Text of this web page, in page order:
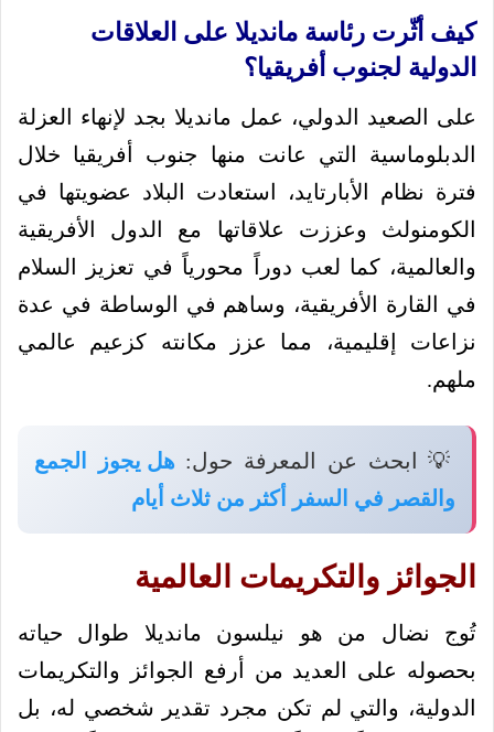
كيف أثّرت رئاسة مانديلا على العلاقات
الدولية لجنوب أفريقيا؟
على الصعيد الدولي، عمل مانديلا بجد لإنهاء العزلة
الدبلوماسية التي عانت منها جنوب أفريقيا خلال
فترة نظام الأبارتايد، استعادت البلاد عضويتها في
الكومنولث وعززت علاقاتها مع الدول الأفريقية
والعالمية، كما لعب دوراً محورياً في تعزيز السلام
في القارة الأفريقية، وساهم في الوساطة في عدة
نزاعات إقليمية، مما عزز مكانته كزعيم عالمي
ملهم.
💡 ابحث عن المعرفة حول:هل يجوز الجمع
والقصر في السفر أكثر من ثلاث أيام
الجوائز والتكريمات العالمية
تُوج نضال من هو نيلسون مانديلا طوال حياته
بحصوله على العديد من أرفع الجوائز والتكريمات
الدولية، والتي لم تكن مجرد تقدير شخصي له، بل